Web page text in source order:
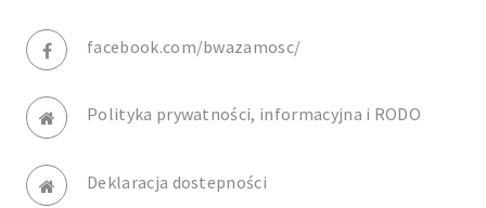
facebook.com/bwazamosc/
Polityka prywatności, informacyjna i RODO
Deklaracja dostepności